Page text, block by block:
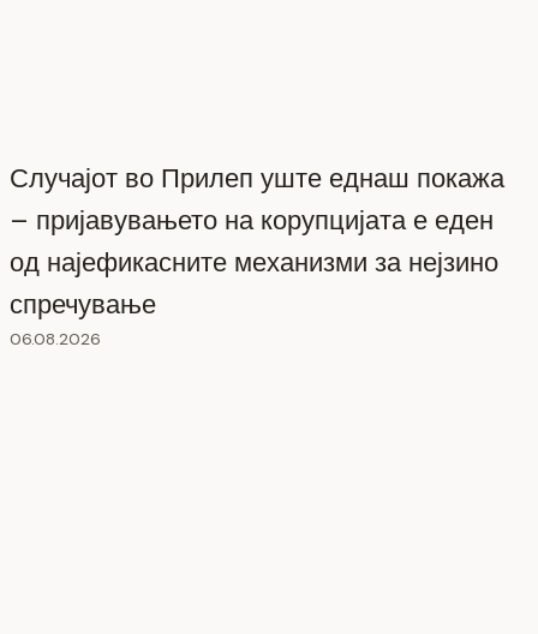
Случајот во Прилеп уште еднаш покажа
– пријавувањето на корупцијата е еден
од најефикасните механизми за нејзино
спречување
06.08.2026